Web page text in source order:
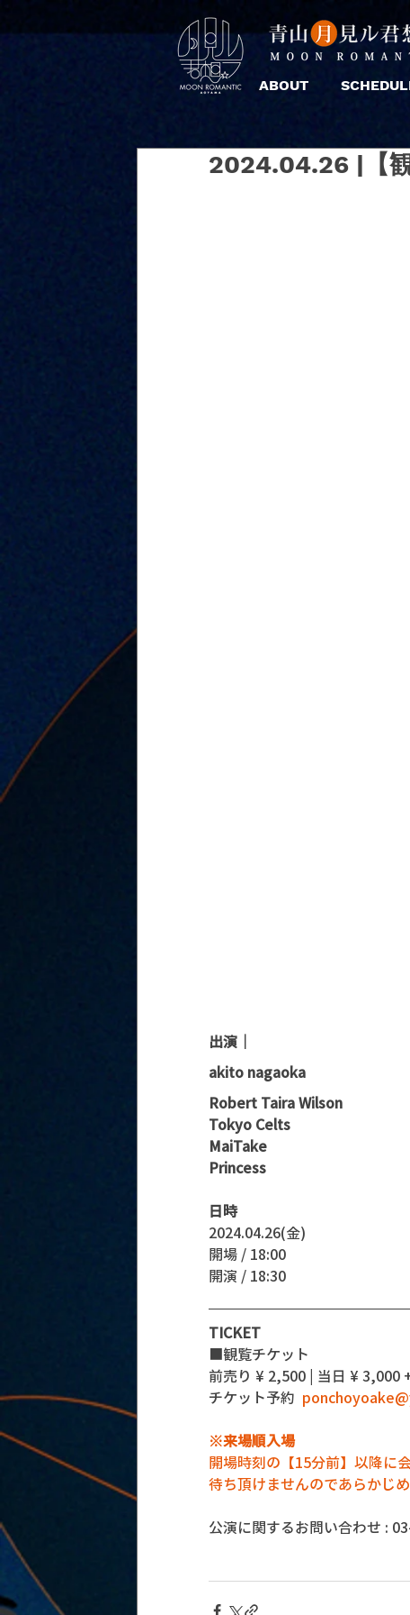
ABOUT
2024.04.26 |【
出演｜
akito nagaoka
Robert Taira Wilson
Tokyo Celts
MaiTake
Princess
日時
2024.04.26(金)
開場 / 18:00
開演 / 18:30
TICKET
■観覧チケット
前売り ¥ 2,500 | 当日 ¥ 3,000
チケット予約
※来場順入場
開場時刻の【15分前】以降に
待ち頂けませんのであらかじ
公演に関するお問い合わせ :